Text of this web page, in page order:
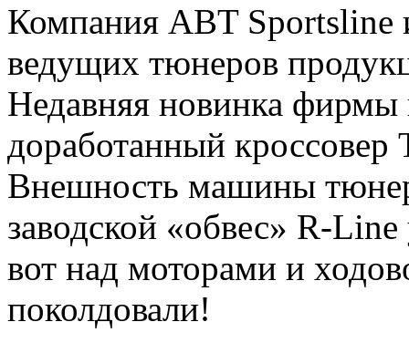
Компания ABT Sportsline
ведущих тюнеров
Недавняя новинка фирмы
доработанный кроссовер
Внешность машины
заводской «обвес» R-
вот над моторами и
поколдовали!